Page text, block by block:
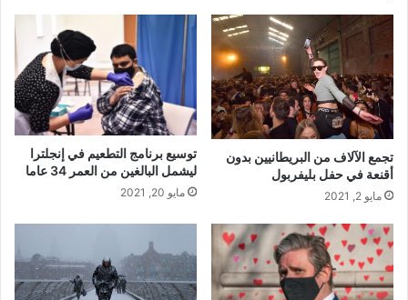
تجمع الآلاف من البريطانيين بدون
أقنعة في حفل بليفربول
مايو 2, 2021
توسيع برنامج التطعيم في إنجلترا
ليشمل البالغين من العمر 34 عاما
مايو 20, 2021